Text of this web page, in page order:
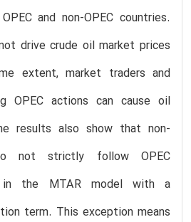
and non-OPEC countries.
drive crude oil market prices
extent, market traders and
OPEC actions can cause oil
results also show that non-
not strictly follow OPEC
in the MTAR model with a
term. This exception means